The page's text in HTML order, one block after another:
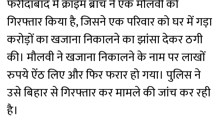
फरीदाबाद में क्राइम ब्रांच ने एक मौलवी को
गिरफ्तार किया है, जिसने एक परिवार को घर में गड़ा
करोड़ों का खजाना निकालने का झांसा देकर ठगी
की। मौलवी ने खजाना निकालने के नाम पर लाखों
रुपये ऐंठ लिए और फिर फरार हो गया। पुलिस ने
उसे बिहार से गिरफ्तार कर मामले की जांच कर रही
है।